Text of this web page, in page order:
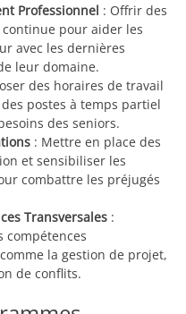
Professionnel : Offrir des
pour aider les
avec les dernières
leur domaine.
des horaires de travail
postes à temps partiel
des seniors.
: Mettre en place des
et sensibiliser les
combattre les préjugés
Transversales :
compétences
la gestion de projet,
de conflits.